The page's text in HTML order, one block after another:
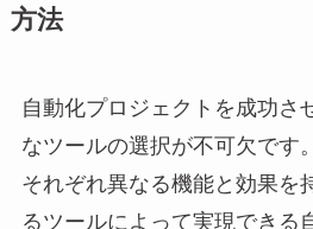
方法
自動化プロジェクトを成功さ
なツールの選択が不可欠です
それぞれ異なる機能と効果を
るツールによって実現できる